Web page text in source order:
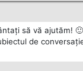
să vă ajutăm!
de